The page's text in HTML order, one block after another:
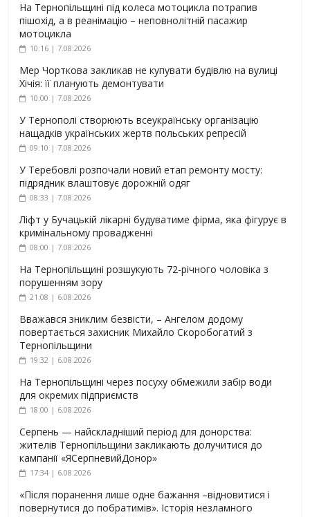
На Тернопільщині під колеса мотоцикла потрапив
пішохід, а в реанімацію – неповнолітній пасажир
мотоцикла
10:16 | 7.08.2026
Мер Чорткова закликав не купувати будівлю на вулиці
Хічія: її планують демонтувати
10:00 | 7.08.2026
У Тернополі створюють всеукраїнську організацію
нащадків українських жертв польських репресій
09:10 | 7.08.2026
У Теребовлі розпочали новий етап ремонту мосту:
підрядник влаштовує дорожній одяг
08:33 | 7.08.2026
Ліфт у Бучацькій лікарні будуватиме фірма, яка фігурує в
кримінальному провадженні
08:00 | 7.08.2026
На Тернопільщині розшукують 72-річного чоловіка з
порушенням зору
21:08 | 6.08.2026
Вважався зниклим безвісти, – Ангелом додому
повертається захисник Михайло Скоробогатий з
Тернопільщини
19:32 | 6.08.2026
На Тернопільщині через посуху обмежили забір води
для окремих підприємств
18:00 | 6.08.2026
Серпень — найскладніший період для донорства:
жителів Тернопільщини закликають долучитися до
кампанії «ЯСерпневийДонор»
17:34 | 6.08.2026
«Після поранення лише одне бажання –відновитися і
повернутися до побратимів». Історія незламного